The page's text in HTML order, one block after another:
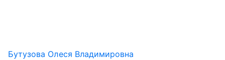
Бутузова Олеся Владимировна